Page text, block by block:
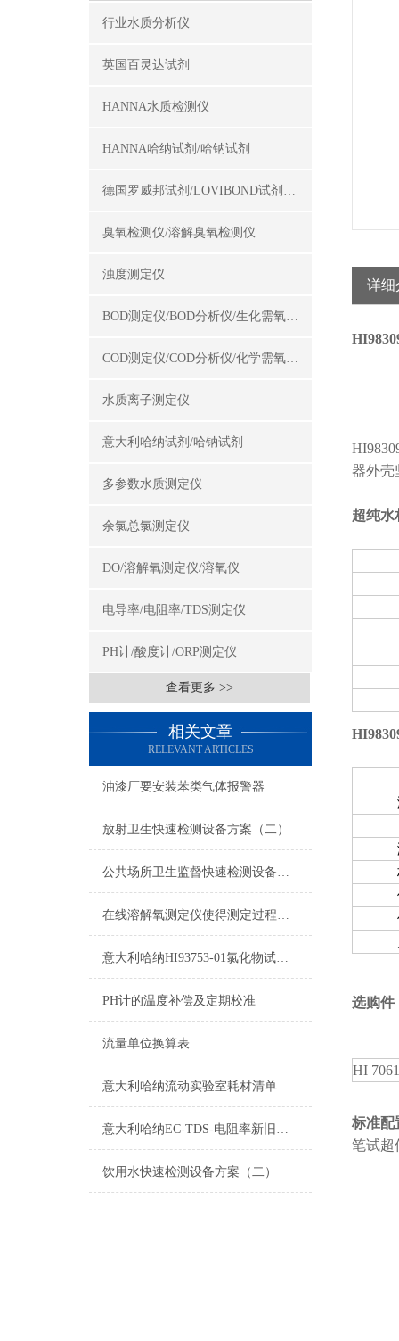
行业水质分析仪
英国百灵达试剂
HANNA水质检测仪
HANNA哈纳试剂/哈钠试剂
德国罗威邦试剂/LOVIBOND试剂/罗威邦试剂
臭氧检测仪/溶解臭氧检测仪
浊度测定仪
BOD测定仪/BOD分析仪/生化需氧量测定仪
COD测定仪/COD分析仪/化学需氧量测定仪
水质离子测定仪
意大利哈纳试剂/哈钠试剂
多参数水质测定仪
余氯总氯测定仪
DO/溶解氧测定仪/溶氧仪
电导率/电阻率/TDS测定仪
PH计/酸度计/ORP测定仪
查看更多 >>
相关文章
RELEVANT ARTICLES
油漆厂要安装苯类气体报警器
放射卫生快速检测设备方案（二）
公共场所卫生监督快速检测设备（三） -1
在线溶解氧测定仪使得测定过程变得更加简单
意大利哈纳HI93753-01氯化物试剂测量范围及操作说明
PH计的温度补偿及定期校准
流量单位换算表
意大利哈纳流动实验室耗材清单
意大利哈纳EC-TDS-电阻率新旧型号对照表2015
饮用水快速检测设备方案（二）
详细
器外壳
超纯水
选购件
HI
标准配
笔试超